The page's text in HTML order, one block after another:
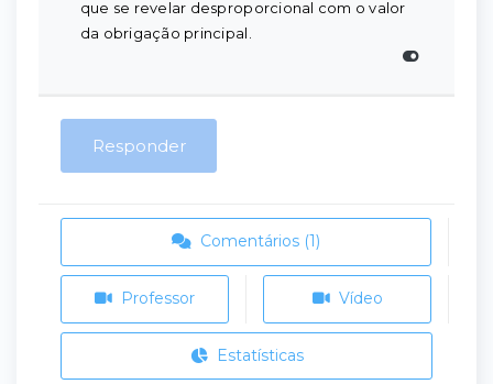
que se revelar desproporcional com o valor
da obrigação principal.
Responder
Comentários (1)
Professor Vídeo
Estatísticas